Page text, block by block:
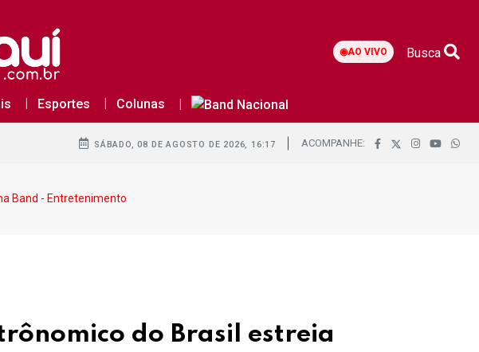
◉AO VIVO Busca
Esportes Colunas
SÁBADO, 08 DE AGOSTO DE 2026, 16:17 ACOMPANHE:
Band - Entretenimento
do Brasil estreia